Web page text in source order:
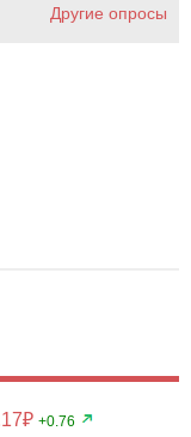
Другие опросы
+0.76